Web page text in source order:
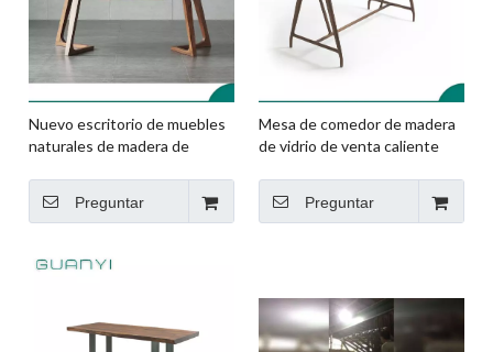
Nuevo escritorio de muebles
naturales de madera de
Preguntar
Mesa de comedor de madera
de vidrio de venta caliente
Preguntar